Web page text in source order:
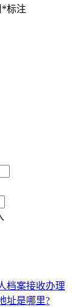
*标注
档案接收办理
址是哪里?